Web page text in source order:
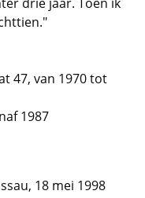
47, van 1970 tot
1987
18 mei 1998